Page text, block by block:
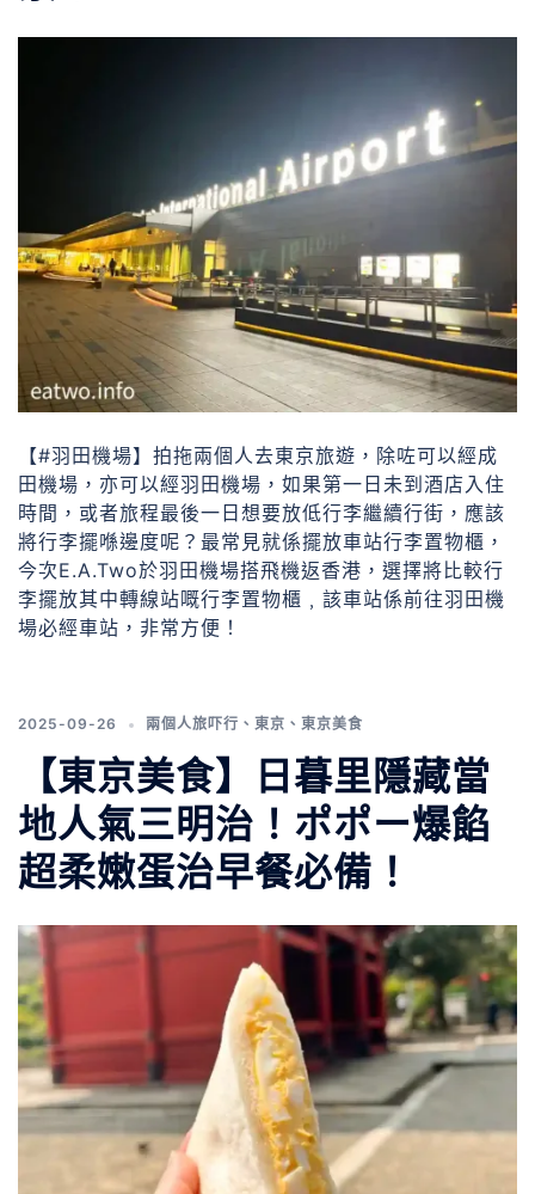
【#羽田機場】拍拖兩個人去東京旅遊，除咗可以經成
田機場，亦可以經羽田機場，如果第一日未到酒店入住
時間，或者旅程最後一日想要放低行李繼續行街，應該
將行李擺喺邊度呢？最常見就係擺放車站行李置物櫃，
今次E.A.Two於羽田機場搭飛機返香港，選擇將比較行
李擺放其中轉線站嘅行李置物櫃﹐該車站係前往羽田機
場必經車站，非常方便！
2025-09-26 兩個人旅吓行 、 東京 、 東京美食
【東京美食】日暮里隱藏當
地人氣三明治！ポポー爆餡
超柔嫩蛋治早餐必備！